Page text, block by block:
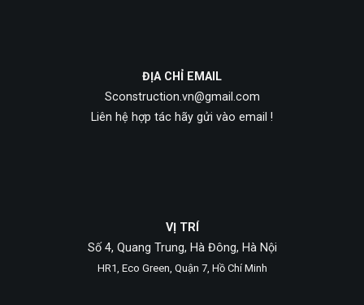
ĐỊA CHỈ EMAIL
Sconstruction.vn@gmail.com
Liên hệ hợp tác hãy gửi vào email !
VỊ TRÍ
Số 4, Quang Trung, Hà Đông, Hà Nội
HR1, Eco Green, Quận 7, Hồ Chí Minh